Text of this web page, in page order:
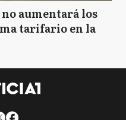
aumentará los
tarifario en la